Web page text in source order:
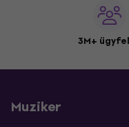
3M+
Muziker